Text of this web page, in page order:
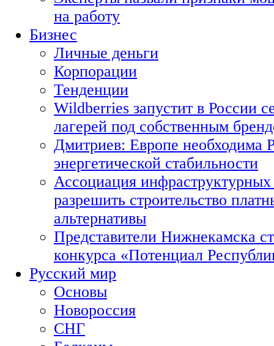
на работу
Бизнес
Личные деньги
Корпорации
Тенденции
Wildberries запустит в России
лагерей под собственным
Дмитриев: Европе необходима
энергетической стабильности
Ассоциация
разрешить строительство
альтернативы
Представители Нижнекамска
конкурса «Потенциал
Русский мир
Основы
Новороссия
СНГ